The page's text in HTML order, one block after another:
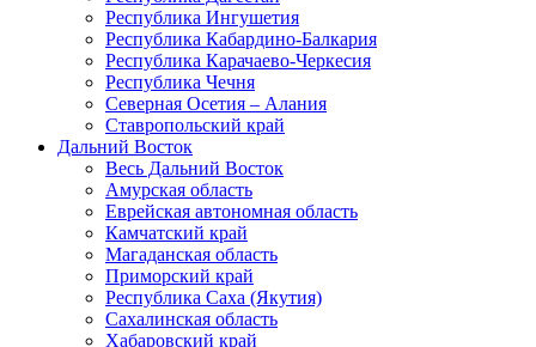
Республика Ингушетия
Республика Кабардино-Балкария
Республика Карачаево-Черкесия
Республика Чечня
Северная Осетия – Алания
Ставропольский край
Дальний Восток
Весь Дальний Восток
Амурская область
Еврейская автономная область
Камчатский край
Магаданская область
Приморский край
Республика Саха (Якутия)
Сахалинская область
Хабаровский край